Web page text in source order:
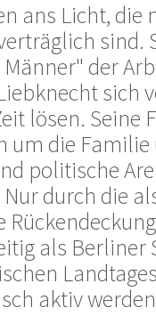
ans Licht, die
sind.
der
sich
lösen. Seine
um die
politische
durch die
als Berliner
aktiv